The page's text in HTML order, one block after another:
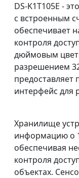
DS-K1T105E -
с встроенным
обеспечивает
контроля
дюймовым
разрешением
предоставляет
интерфейс для
Хранилище
информацию о
обеспечивая
контроля
объектах.